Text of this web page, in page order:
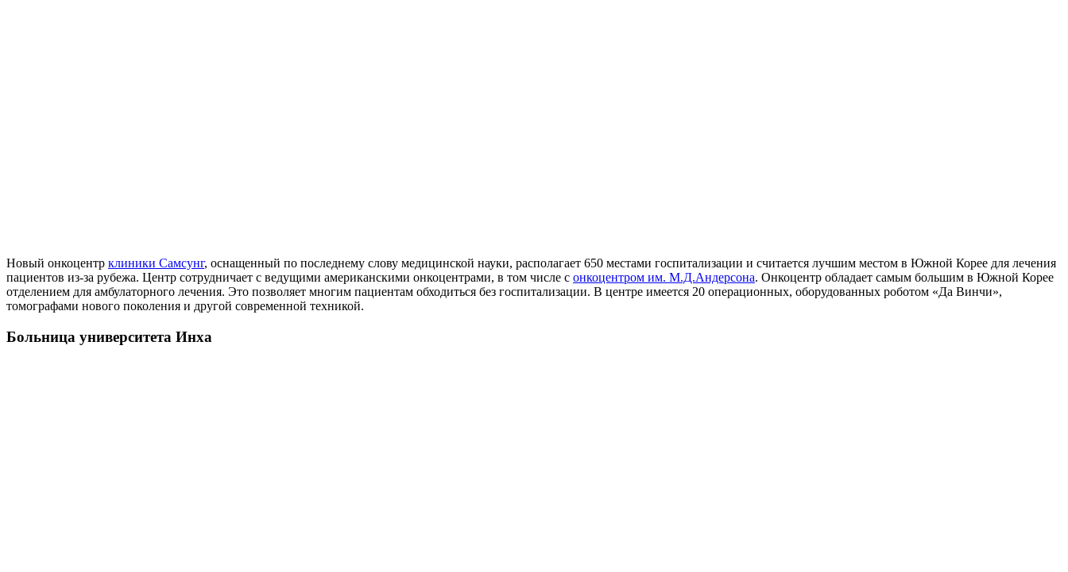
Новый онкоцентр клиники Самсунг, оснащенный по последнему слову медицинской науки, располагает 650 местами госпитализации и считается лучшим местом в Южной Корее для лечения
пациентов из-за рубежа. Центр сотрудничает с ведущими американскими онкоцентрами, в том числе с онкоцентром им. М.Д.Андерсона. Онкоцентр обладает самым большим в Южной Корее
отделением для амбулаторного лечения. Это позволяет многим пациентам обходиться без госпитализации. В центре имеется 20 операционных, оборудованных роботом «Да Винчи»,
томографами нового поколения и другой современной техникой.
Больница университета Инха